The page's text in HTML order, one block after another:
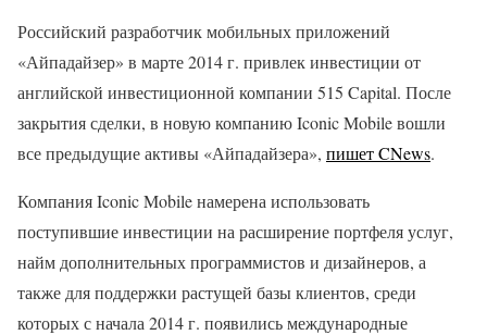
Российский разработчик мобильных приложений
«Айпадайзер» в марте 2014 г. привлек инвестиции от
английской инвестиционной компании 515 Capital. После
закрытия сделки, в новую компанию Iconic Mobile вошли
все предыдущие активы «Айпадайзера», пишет CNews.
Компания Iconic Mobile намерена использовать
поступившие инвестиции на расширение портфеля услуг,
найм дополнительных программистов и дизайнеров, а
также для поддержки растущей базы клиентов, среди
которых с начала 2014 г. появились международные